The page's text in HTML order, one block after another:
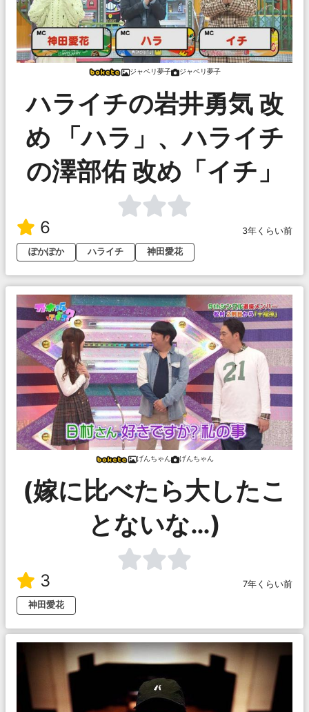
ジャベリ夢子 ジャベリ夢子
ハライチの岩井勇気 改
め 「ハラ」、ハライチ
の澤部佑 改め「イチ」
6
3年くらい前
ぽかぽか
ハライチ 神田愛花
げんちゃん げんちゃん
(嫁に比べたら大したこ
とないな…)
3
7年くらい前
神田愛花